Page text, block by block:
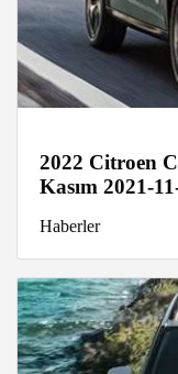
2022 Citroen
Kasım 2021-
Haberler